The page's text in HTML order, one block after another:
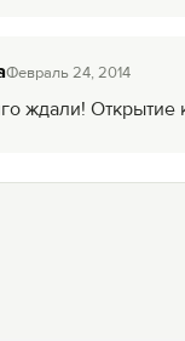
Февраль 24, 2014
ждали! Открытие